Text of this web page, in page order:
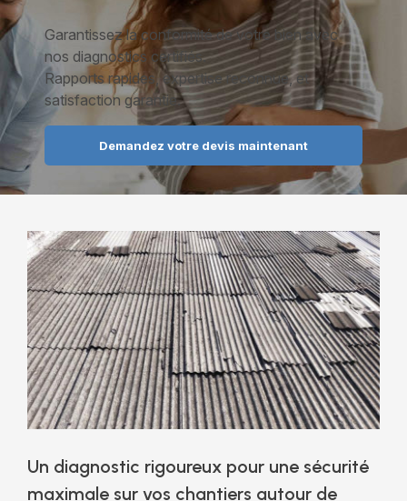
Garantissez la conformité de votre bien avec
nos diagnostics certifiés.
Rapports rapides, expertise reconnue, et
satisfaction garantie.
Demandez votre devis maintenant
Un diagnostic rigoureux pour une sécurité
maximale sur vos chantiers autour de